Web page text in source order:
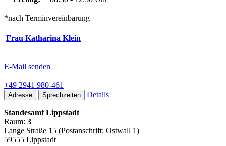
*nach Terminvereinbarung
Frau Katharina Klein
E-Mail senden
+49 2941 980-461
Adresse Sprechzeiten Details
Standesamt Lippstadt
Raum: 3
Lange Straße 15 (Postanschrift: Ostwall 1)
59555 Lippstadt